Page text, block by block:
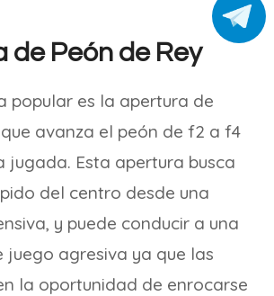
de Peón de Rey
popular es la apertura de
avanza el peón de f2 a f4
jugada. Esta apertura busca
del centro desde una
y puede conducir a una
juego agresiva ya que las
la oportunidad de enrocarse